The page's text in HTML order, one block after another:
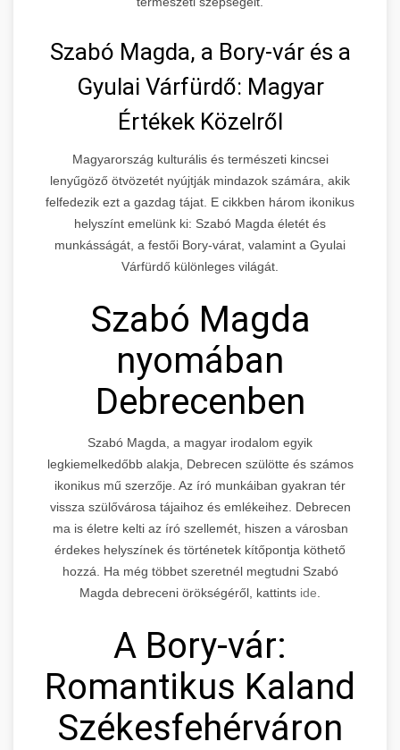
Szabó Magda, a Bory-vár és a
Gyulai Várfürdő: Magyar
Értékek Közelről
Magyarország kulturális és természeti kincsei
lenyűgöző ötvözetét nyújtják mindazok számára, akik
felfedezik ezt a gazdag tájat. E cikkben három ikonikus
helyszínt emelünk ki: Szabó Magda életét és
munkásságát, a festői Bory-várat, valamint a Gyulai
Várfürdő különleges világát.
Szabó Magda
nyomában
Debrecenben
Szabó Magda, a magyar irodalom egyik
legkiemelkedőbb alakja, Debrecen szülötte és számos
ikonikus mű szerzője. Az író munkáiban gyakran tér
vissza szülővárosa tájaihoz és emlékeihez. Debrecen
ma is életre kelti az író szellemét, hiszen a városban
érdekes helyszínek és történetek kítőpontja köthető
hozzá. Ha még többet szeretnél megtudni Szabó
Magda debreceni örökségéről, kattints ide
A Bory-vár:
Romantikus Kaland
Székesfehérváron